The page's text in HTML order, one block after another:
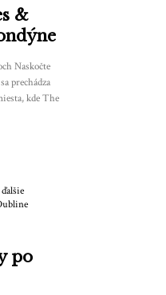
&
Naskočte
prechádza
kde The
po